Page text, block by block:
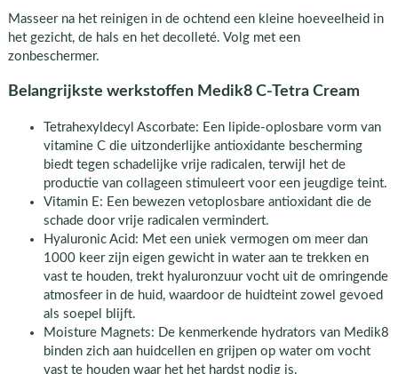
Masseer na het reinigen in de ochtend een kleine hoeveelheid in
het gezicht, de hals en het decolleté. Volg met een
zonbeschermer.
Belangrijkste werkstoffen Medik8 C-Tetra Cream
Tetrahexyldecyl Ascorbate: Een lipide-oplosbare vorm van
vitamine C die uitzonderlijke antioxidante bescherming
biedt tegen schadelijke vrije radicalen, terwijl het de
productie van collageen stimuleert voor een jeugdige teint.
Vitamin E: Een bewezen vetoplosbare antioxidant die de
schade door vrije radicalen vermindert.
Hyaluronic Acid: Met een uniek vermogen om meer dan
1000 keer zijn eigen gewicht in water aan te trekken en
vast te houden, trekt hyaluronzuur vocht uit de omringende
atmosfeer in de huid, waardoor de huidteint zowel gevoed
als soepel blijft.
Moisture Magnets: De kenmerkende hydrators van Medik8
binden zich aan huidcellen en grijpen op water om vocht
vast te houden waar het het hardst nodig is.